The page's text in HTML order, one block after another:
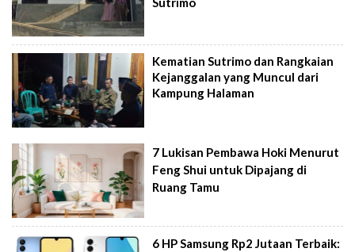
Kematian Sutrimo dan Rangkaian
Kejanggalan yang Muncul dari
Kampung Halaman
7 Lukisan Pembawa Hoki Menurut
Feng Shui untuk Dipajang di
Ruang Tamu
6 HP Samsung Rp2 Jutaan Terbaik: